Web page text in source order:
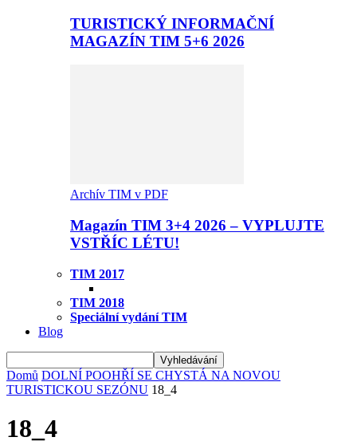
TURISTICKÝ INFORMAČNÍ
MAGAZÍN TIM 5+6 2026
Archív TIM v PDF
Magazín TIM 3+4 2026 – VYPLUJTE
VSTŘÍC LÉTU!
TIM 2017
TIM 2018
Speciální vydání TIM
Blog
Domů DOLNÍ POOHŘÍ SE CHYSTÁ NA NOVOU
TURISTICKOU SEZÓNU 18_4
18_4